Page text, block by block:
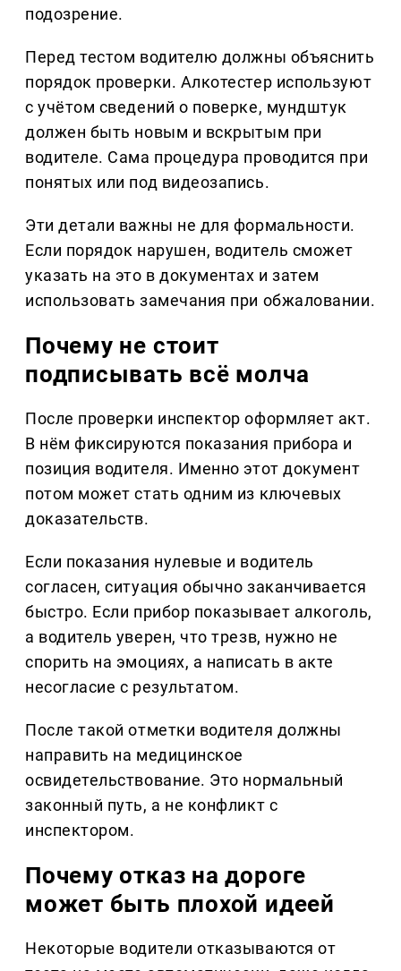
подозрение.
Перед тестом водителю должны объяснить
порядок проверки. Алкотестер используют
с учётом сведений о поверке, мундштук
должен быть новым и вскрытым при
водителе. Сама процедура проводится при
понятых или под видеозапись.
Эти детали важны не для формальности.
Если порядок нарушен, водитель сможет
указать на это в документах и затем
использовать замечания при обжаловании.
Почему не стоит
подписывать всё молча
После проверки инспектор оформляет акт.
В нём фиксируются показания прибора и
позиция водителя. Именно этот документ
потом может стать одним из ключевых
доказательств.
Если показания нулевые и водитель
согласен, ситуация обычно заканчивается
быстро. Если прибор показывает алкоголь,
а водитель уверен, что трезв, нужно не
спорить на эмоциях, а написать в акте
несогласие с результатом.
После такой отметки водителя должны
направить на медицинское
освидетельствование. Это нормальный
законный путь, а не конфликт с
инспектором.
Почему отказ на дороге
может быть плохой идеей
Некоторые водители отказываются от